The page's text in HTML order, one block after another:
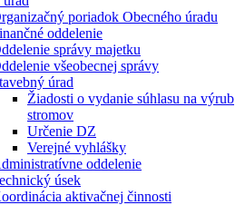
poriadok Obecného úradu
oddelenie
správy majetku
všeobecnej správy
úrad
Žiadosti o vydanie súhlasu na výrub
stromov
Určenie DZ
Verejné vyhlášky
oddelenie
úsek
aktivačnej činnosti